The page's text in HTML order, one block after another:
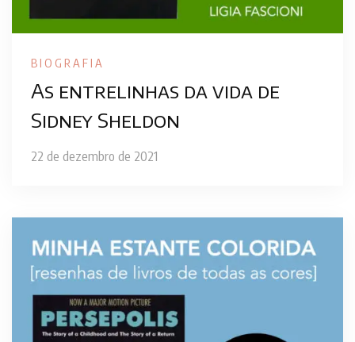
BIOGRAFIA
As entrelinhas da vida de
Sidney Sheldon
22 de dezembro de 2021